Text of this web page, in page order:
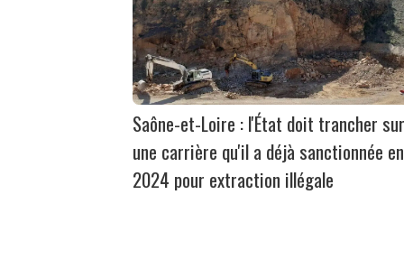
Saône-et-Loire : l'État doit trancher sur
une carrière qu'il a déjà sanctionnée en
2024 pour extraction illégale